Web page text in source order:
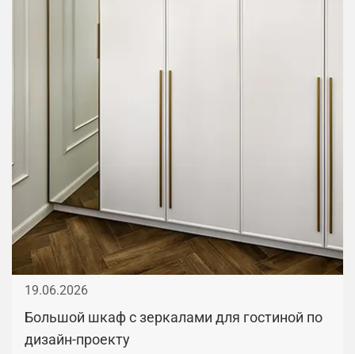
19.06.2026
Большой шкаф с зеркалами для гостиной по
дизайн-проекту